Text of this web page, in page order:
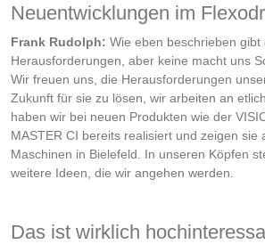
Neuentwicklungen im
Frank Rudolph: Wie eben beschrieben gibt
Herausforderungen, aber keine macht uns
Wir freuen uns, die Herausforderungen
Zukunft für sie zu lösen, wir arbeiten an
haben wir bei neuen Produkten wie der
MASTER CI bereits realisiert und zeigen sie
Maschinen in Bielefeld. In unseren Köpfen
weitere Ideen, die wir angehen werden.
Das ist wirklich